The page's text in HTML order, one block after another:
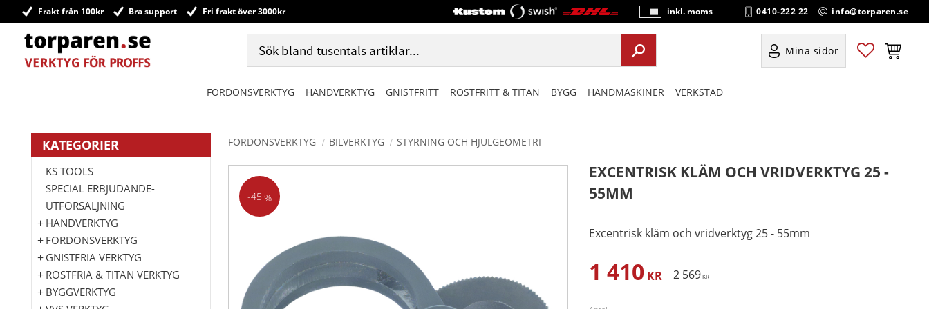
Frakt från 100kr Bra support Fri frakt över 3000kr
P
ri
s
e
vi
inkl. moms 0410-222 22 info@torparen.se
Mina sidor Favoriter
FORDONSVERKTYG HANDVERKTYG GNISTFRITT ROSTFRITT & TITAN BYGG HANDMASKINER VERKSTAD
FORDONSVERKTYG BILVERKTYG STYRNING OCH HJULGEOMETRI
EXCENTRISK KLÄM OCH VRIDVERKTYG 25 -
55MM
Excentrisk kläm och vridverktyg 25 - 55mm
45 %
Nedsatt pris:
1 410KR Ordinarie pris:
2 569KR
KATEGORIER
KS TOOLS
SPECIAL ERBJUDANDE-
UTFÖRSÄLJNING
HANDVERKTYG
FORDONSVERKTYG
GNISTFRIA VERKTYG
ROSTFRIA & TITAN VERKTYG
BYGGVERKTYG